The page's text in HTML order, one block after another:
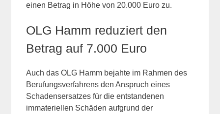
einen Betrag in Höhe von 20.000 Euro zu.
OLG Hamm reduziert den
Betrag auf 7.000 Euro
Auch das OLG Hamm bejahte im Rahmen des
Berufungsverfahrens den Anspruch eines
Schadensersatzes für die entstandenen
immateriellen Schäden aufgrund der